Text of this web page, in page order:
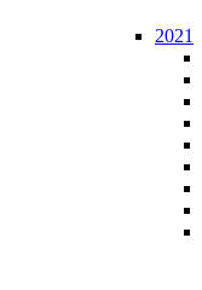
2021